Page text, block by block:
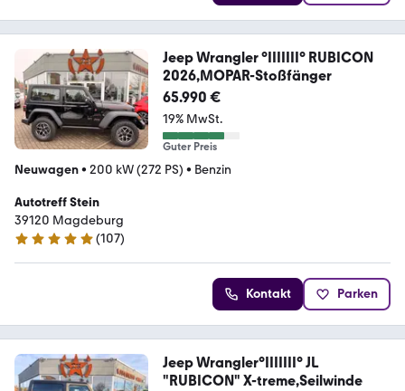
Jeep Wrangler °IIIIIII° RUBICON
2026,MOPAR-Stoßfänger
65.990 €
19% MwSt.
Guter Preis
Neuwagen• 200 kW (272 PS) • Benzin
Autotreff Stein
39120 Magdeburg
4.9 Sterne
(107)
Kontakt Parken
Jeep Wrangler°IIIIIII° JL
"RUBICON" X-treme,Seilwinde